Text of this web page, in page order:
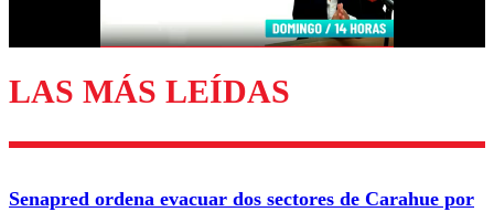
Enviar comentario
LAS MÁS LEÍDAS
Senapred ordena evacuar dos sectores de Carahue por